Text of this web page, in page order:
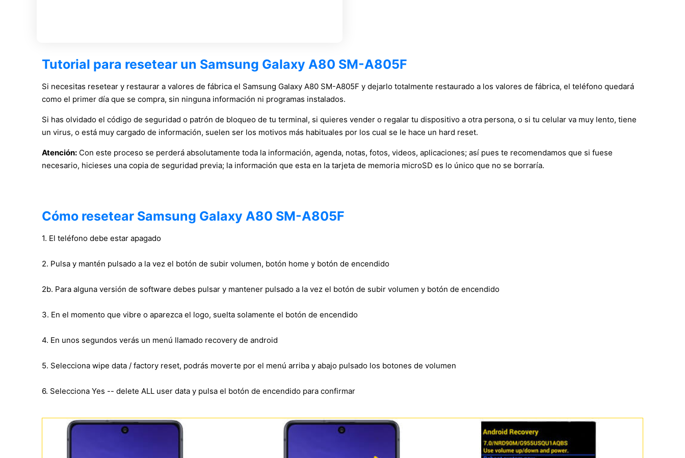
Tutorial para resetear un Samsung Galaxy A80 SM-A805F
Si necesitas resetear y restaurar a valores de fábrica el Samsung Galaxy A80 SM-A805F y dejarlo totalmente restaurado a los valores de fábrica, el teléfono quedará
como el primer día que se compra, sin ninguna información ni programas instalados.
Si has olvidado el código de seguridad o patrón de bloqueo de tu terminal, si quieres vender o regalar tu dispositivo a otra persona, o si tu celular va muy lento, tiene
un virus, o está muy cargado de información, suelen ser los motivos más habituales por los cual se le hace un hard reset.
Atención: Con este proceso se perderá absolutamente toda la información, agenda, notas, fotos, videos, aplicaciones; así pues te recomendamos que si fuese
necesario, hicieses una copia de seguridad previa; la información que esta en la tarjeta de memoria microSD es lo único que no se borraría.
Cómo resetear Samsung Galaxy A80 SM-A805F
1. El teléfono debe estar apagado
2. Pulsa y mantén pulsado a la vez el botón de subir volumen, botón home y botón de encendido
2b. Para alguna versión de software debes pulsar y mantener pulsado a la vez el botón de subir volumen y botón de encendido
3. En el momento que vibre o aparezca el logo, suelta solamente el botón de encendido
4. En unos segundos verás un menú llamado recovery de android
5. Selecciona wipe data / factory reset, podrás moverte por el menú arriba y abajo pulsado los botones de volumen
6. Selecciona Yes -- delete ALL user data y pulsa el botón de encendido para confirmar